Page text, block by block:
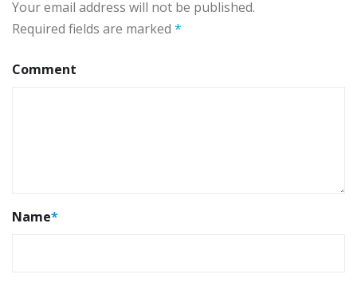
Your email address will not be published.
Required fields are marked *
Comment
Name*